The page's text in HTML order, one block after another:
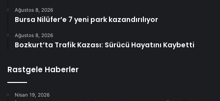
Ağustos 8, 2026
Bursa Nilüfer’e 7 yeni park kazandırılıyor
Ağustos 8, 2026
Bozkurt’ta Trafik Kazası: Sürücü Hayatını Kaybetti
Rastgele Haberler
Nisan 19, 2026